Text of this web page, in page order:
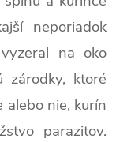
neporiadok
na oko
zárodky, ktoré
alebo nie, kurín
parazitov.